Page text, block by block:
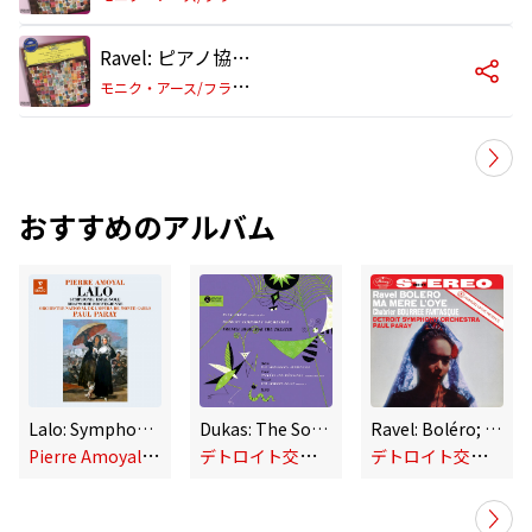
Ravel: ピアノ協奏曲 ト長調: 第3楽章: Presto
モ
ニク・アース/フランス国立管弦楽団/ポール・パレー
おすすめのアルバム
Lalo: Symphonie espagnole, Op. 21 & Rhapsodie norvégienne
P
ierre Amoyal, Orchestre National de l'Opéra de Monte-Carlo & Paul Paray
Dukas: The Sorcerer's Apprentice; Fauré: Pelléas et Mélisande; Roussel: Le festin de l'araignée (Paul Paray: The Mercury Masters I, Volume 7)
デ
トロイト交響楽団
Ravel: Boléro; Ma mère l'oye; Chabrier: Bourreé fantasque; Roussel: Suite in F Major; Barraud: Offrande à une ombre (Paul Paray: The Mercury Masters I, Volume 14)
デ
トロイト交響楽団